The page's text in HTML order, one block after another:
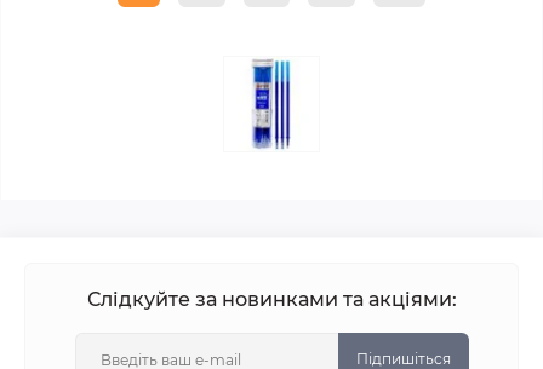
Слідкуйте за новинками та акціями:
Підпишіться